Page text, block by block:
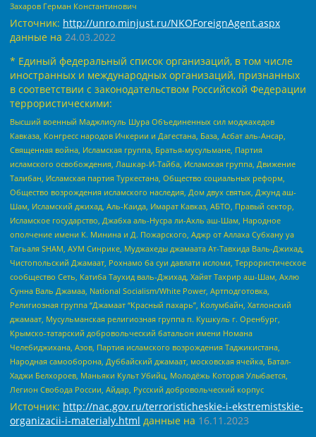
Захаров Герман Константинович
Источник: http://unro.minjust.ru/NKOForeignAgent.aspx
данные на 24.03.2022
* Единый федеральный список организаций, в том числе
иностранных и международных организаций, признанных
в соответствии с законодательством Российской Федерации
террористическими:
Высший военный Маджлисуль Шура Объединенных сил моджахедов
Кавказа, Конгресс народов Ичкерии и Дагестана, База, Асбат аль-Ансар,
Священная война, Исламская группа, Братья-мусульмане, Партия
исламского освобождения, Лашкар-И-Тайба, Исламская группа, Движение
Талибан, Исламская партия Туркестана, Общество социальных реформ,
Общество возрождения исламского наследия, Дом двух святых, Джунд аш-
Шам, Исламский джихад, Аль-Каида, Имарат Кавказ, АБТО, Правый сектор,
Исламское государство, Джабха аль-Нусра ли-Ахль аш-Шам, Народное
ополчение имени К. Минина и Д. Пожарского, Аджр от Аллаха Субхану уа
Тагьаля SHAM, АУМ Синрике, Муджахеды джамаата Ат-Тавхида Валь-Джихад,
Чистопольский Джамаат, Рохнамо ба суи давлати исломи, Террористическое
сообщество Сеть, Катиба Таухид валь-Джихад, Хайят Тахрир аш-Шам, Ахлю
Сунна Валь Джамаа, National Socialism/White Power, Артподготовка,
Религиозная группа “Джамаат “Красный пахарь”, Колумбайн, Хатлонский
джамаат, Мусульманская религиозная группа п. Кушкуль г. Оренбург,
Крымско-татарский добровольческий батальон имени Номана
Челебиджихана, Азов, Партия исламского возрождения Таджикистана,
Народная самооборона, Дуббайский джамаат, московская ячейка, Батал-
Хаджи Белхороев, Маньяки Культ Убийц, Молодёжь Которая Улыбается,
Легион Свобода России, Айдар, Русский добровольческий корпус
Источник: http://nac.gov.ru/terroristicheskie-i-ekstremistskie-
organizacii-i-materialy.html данные на 16.11.2023